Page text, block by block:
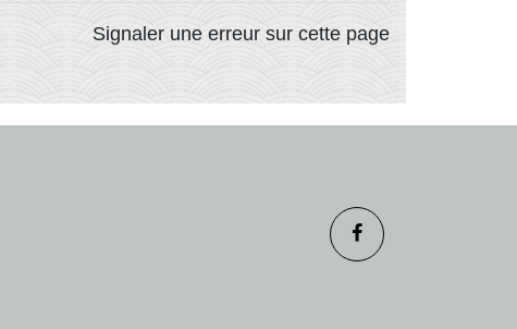
Signaler une erreur sur cette page